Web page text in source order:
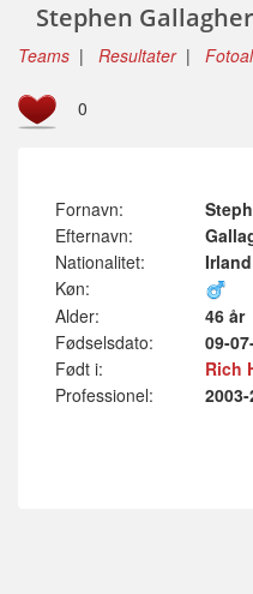
Stephen Gallagher
Teams | Resultater|
0
Fornavn:
Efternavn:
Nationalitet:
Irland
Køn:
Alder:
46 år
Fødselsdato:
09-
Født i:
Rich
Professionel: